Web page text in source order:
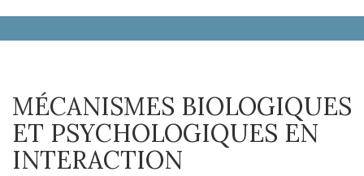
MÉCANISMES BIOLOGIQUES
ET PSYCHOLOGIQUES EN
INTERACTION